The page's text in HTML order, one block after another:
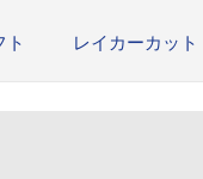
ト レイカーカット